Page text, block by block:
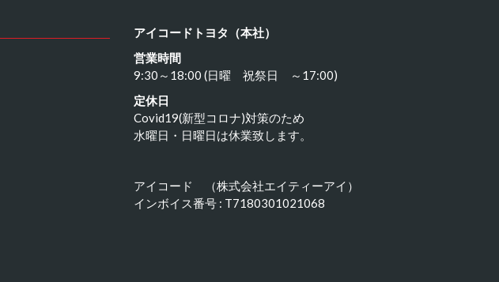
アイコードトヨタ（本社）
営業時間
9:30～18:00 (日曜 祝祭日 ～17:00)
定休日
Covid19(新型コロナ)対策のため
水曜日・日曜日は休業致します。
アイコード （株式会社エイティーアイ）
インボイス番号 : T7180301021068